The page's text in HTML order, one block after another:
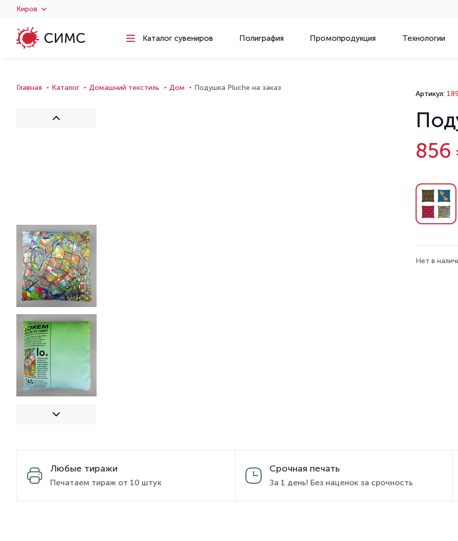
Киров
Каталог сувениров Полиграфия Промопродукция Технологии
Главная Каталог Домашний текстиль Дом Подушка Pluche на заказ
Артикул:
856
Нет в
Любые тиражи
Печатаем тираж от 10 штук
Срочная печать
За 1 день! Без наценок за срочность